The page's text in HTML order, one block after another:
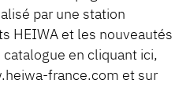
par une station
HEIWA et les nouveautés
en cliquant ici,
france.com et sur